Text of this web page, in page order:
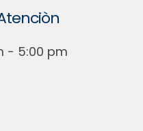
- 5:00 pm